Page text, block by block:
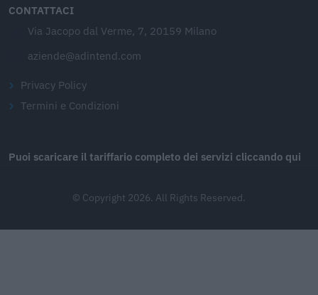
CONTATTACI
Via Jacopo dal Verme, 7, 20159 Milano
aziende@adintend.com
Privacy Policy
Termini e Condizioni
Puoi scaricare il tariffario completo dei servizi cliccando qui
© Copyright 2026. All Rights Reserved.